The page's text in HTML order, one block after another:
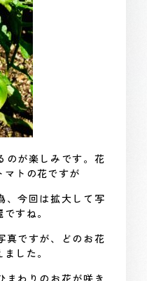
のが楽しみです。花
マトの花ですが
、今回は拡大して写
すね。
真ですが、どのお花
した。